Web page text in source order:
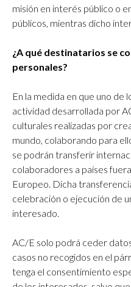
misión en interés público o
públicos, mientras dicho
¿A qué destinatarios se
personales?
En la medida en que uno de
actividad desarrollada por
culturales realizadas por
mundo, colaborando para
se podrán transferir
colaboradores a países
Europeo. Dicha
celebración o ejecución de
interesado.
AC/E solo podrá ceder
casos no recogidos en el
tenga el consentimiento